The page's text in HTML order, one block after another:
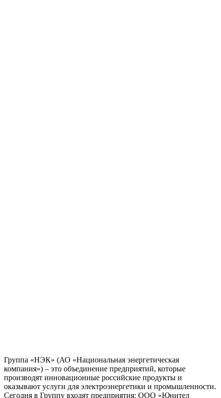
Группа «НЭК» (АО «Национальная энергетическая
компания») – это объединение предприятий, которые
производят инновационные российские продукты и
оказывают услуги для электроэнергетики и промышленности.
Сегодня в Группу входят предприятия: ООО «Юнител